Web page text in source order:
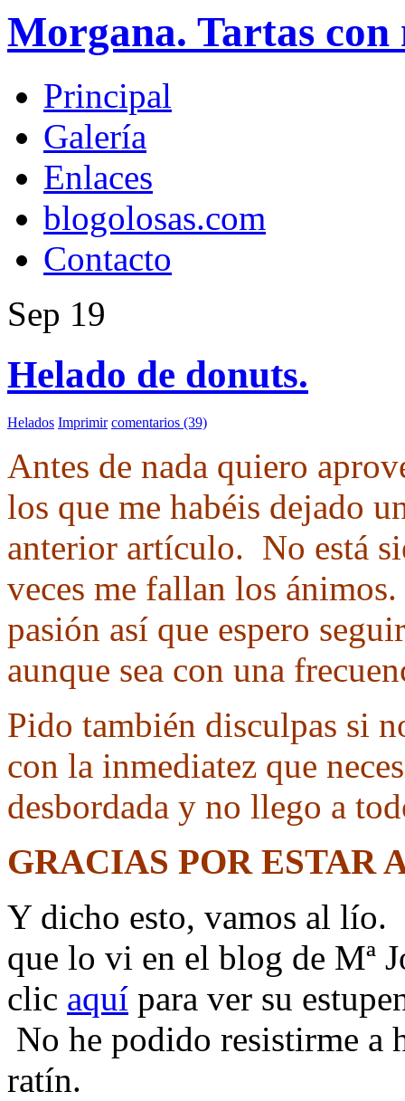
Morgana. Tartas con
Principal
Galería
Enlaces
blogolosas.com
Contacto
Sep 19
Helado de donuts.
Helados Imprimir comentarios (39)
Antes de nada quiero
los que me habéis dejado
anterior artículo. No está
veces me fallan los
pasión así que espero
aunque sea con una
Pido también disculpas si
con la inmediatez que
desbordada y no llego a
GRACIAS POR ESTAR
Y dicho esto, vamos al lío.
que lo vi en el blog de Mª
clic aquí para ver su
No he podido resistirme a
ratín.